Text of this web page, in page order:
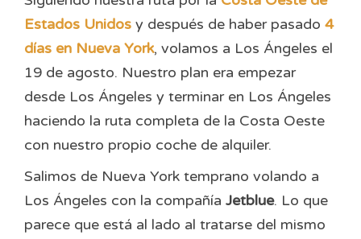
Estados Unidos y después de haber pasado 4
días en Nueva York, volamos a Los Ángeles el
19 de agosto. Nuestro plan era empezar
desde Los Ángeles y terminar en Los Ángeles
haciendo la ruta completa de la Costa Oeste
con nuestro propio coche de alquiler.
Salimos de Nueva York temprano volando a
Los Ángeles con la compañía Jetblue. Lo que
parece que está al lado al tratarse del mismo